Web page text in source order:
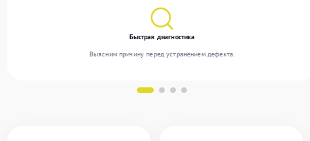
Быстрая диагностика
Выясним причину перед устранением дефекта.